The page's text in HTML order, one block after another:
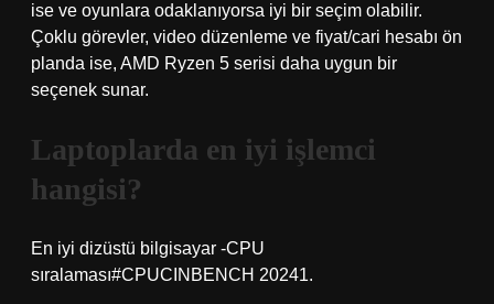
ise ve oyunlara odaklanıyorsa iyi bir seçim olabilir.
Çoklu görevler, video düzenleme ve fiyat/cari hesabı ön
planda ise, AMD Ryzen 5 serisi daha uygun bir
seçenek sunar.
Laptoplarda en iyi işlemci
hangisi?
En iyi dizüstü bilgisayar -CPU
sıralaması#CPUCINBENCH 20241.